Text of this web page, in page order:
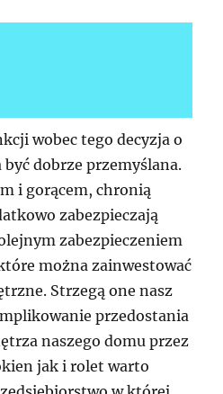
wobec tego decyzja o
dobrze przemyślana.
i gorącem, chronią
zabezpieczają
zabezpieczeniem
można zainwestować
Strzegą one nasz
przedostania
naszego domu przez
jak i rolet warto